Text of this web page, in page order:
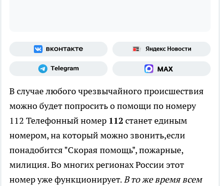
В случае любого чрезвычайного происшествия
можно будет попросить о помощи по номеру
112 Телефонный номер 112 станет единым
номером, на который можно звонить,если
понадобится "Скорая помощь", пожарные,
милиция. Во многих регионах России этот
номер уже функционирует.В то же время всем